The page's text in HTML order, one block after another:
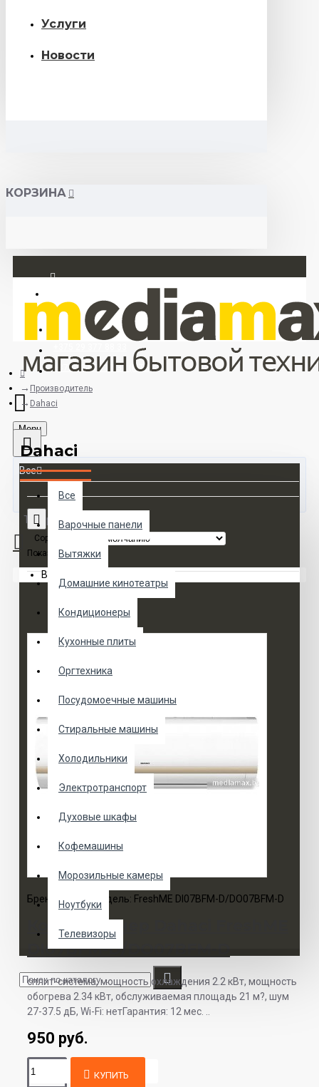
Услуги
Новости
КОРЗИНА
Регистрация
+375 33 673 17 31 (МТС)
Menu
Все
Все
Варочные панели
Вытяжки
Домашние кинотеатры
Кондиционеры
Кухонные плиты
Оргтехника
Посудомоечные машины
Стиральные машины
Холодильники
Электротранспорт
Духовые шкафы
Кофемашины
Морозильные камеры
Ноутбуки
Телевизоры
Товаров 0 (0 руб.)
Ваша корзина пуста!
Производитель
Dahaci
Dahaci
Сортировка:
Показать:
Бренд: Dahaci Модель: FreshME DI07BFM-D/DO07BFM-D
Кондиционер Dahaci FreshME
DI07BFM-D/DO07BFM-D
сплит-система, мощность охлаждения 2.2 кВт, мощность
обогрева 2.34 кВт, обслуживаемая площадь 21 м?, шум
27-37.5 дБ, Wi-Fi: нетГарантия: 12 мес. ..
950 руб.
КУПИТЬ